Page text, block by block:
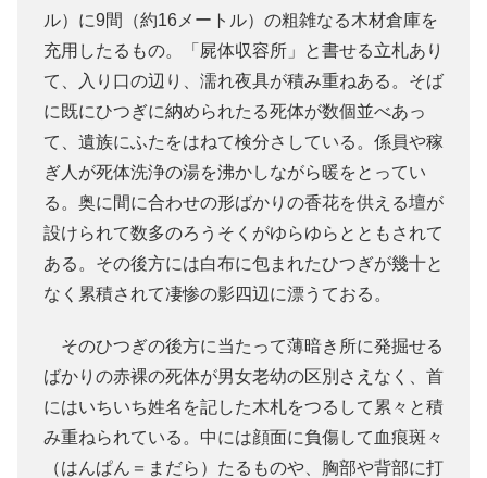
ル）に9間（約16メートル）の粗雑なる木材倉庫を
充用したるもの。「屍体収容所」と書せる立札あり
て、入り口の辺り、濡れ夜具が積み重ねある。そば
に既にひつぎに納められたる死体が数個並べあっ
て、遺族にふたをはねて検分さしている。係員や稼
ぎ人が死体洗浄の湯を沸かしながら暖をとってい
る。奥に間に合わせの形ばかりの香花を供える壇が
設けられて数多のろうそくがゆらゆらとともされて
ある。その後方には白布に包まれたひつぎが幾十と
なく累積されて凄惨の影四辺に漂うておる。
そのひつぎの後方に当たって薄暗き所に発掘せる
ばかりの赤裸の死体が男女老幼の区別さえなく、首
にはいちいち姓名を記した木札をつるして累々と積
み重ねられている。中には顔面に負傷して血痕斑々
（はんぱん＝まだら）たるものや、胸部や背部に打